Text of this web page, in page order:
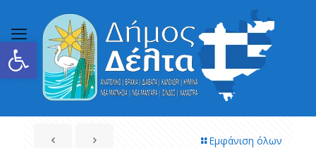
Ανοίξτε τη γραμμή εργαλείων
Εμφάνιση όλων